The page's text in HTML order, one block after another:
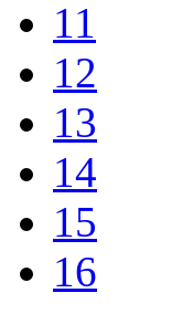
11
12
13
14
15
16